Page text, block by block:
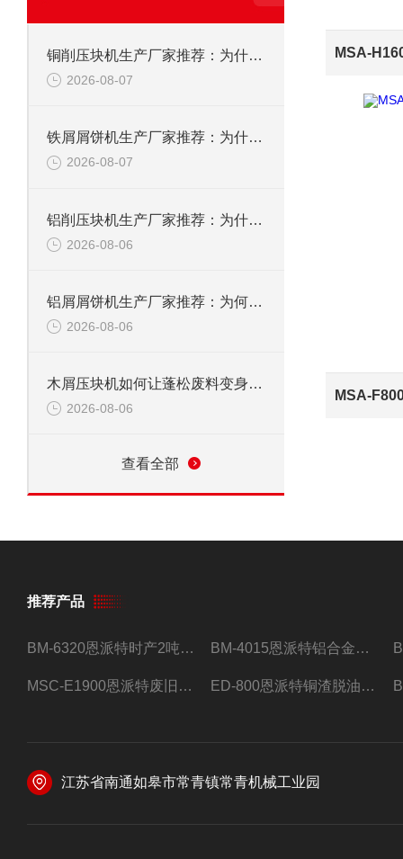
铜削压块机生产厂家推荐：为什么恩派特是您值得信赖的选择
2026-08-07
铁屑屑饼机生产厂家推荐：为什么恩派特是您的优选伙伴
2026-08-07
铝削压块机生产厂家推荐：为什么恩派特是值得信赖的选择？
2026-08-06
铝屑屑饼机生产厂家推荐：为何恩派特成为金属回收行业的“隐形优选”？
2026-08-06
木屑压块机如何让蓬松废料变身高能燃料？
2026-08-06
查看全部
推荐产品
BM-6320恩派特时产2吨合金钢屑压饼机 BM-4015恩派特铝合金屑压饼机 脱油效果好
MSC-E1900恩派特废旧锂电池极片破碎处理设备 ED-800恩派特铜渣脱油机废铜屑铝屑甩油机
江苏省南通如皋市常青镇常青机械工业园